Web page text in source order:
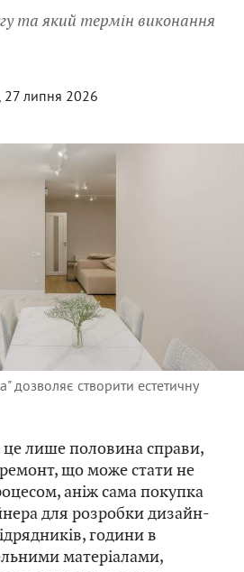
та який термін виконання
27 липня 2026
дозволяє створити естетичну
лише половина справи,
що може стати не
аніж сама покупка
для розробки дизайн-
години в
матеріалами,